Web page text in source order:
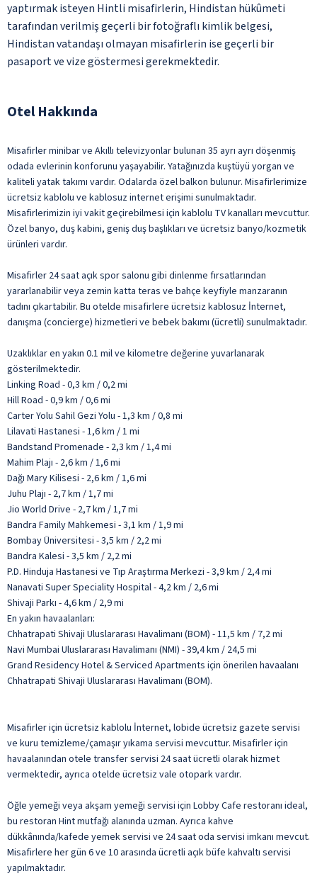
yaptırmak isteyen Hintli misafirlerin, Hindistan hükûmeti
tarafından verilmiş geçerli bir fotoğraflı kimlik belgesi,
Hindistan vatandaşı olmayan misafirlerin ise geçerli bir
pasaport ve vize göstermesi gerekmektedir.
Otel Hakkında
Misafirler minibar ve Akıllı televizyonlar bulunan 35 ayrı ayrı döşenmiş
odada evlerinin konforunu yaşayabilir. Yatağınızda kuştüyü yorgan ve
kaliteli yatak takımı vardır. Odalarda özel balkon bulunur. Misafirlerimize
ücretsiz kablolu ve kablosuz internet erişimi sunulmaktadır.
Misafirlerimizin iyi vakit geçirebilmesi için kablolu TV kanalları mevcuttur.
Özel banyo, duş kabini, geniş duş başlıkları ve ücretsiz banyo/kozmetik
ürünleri vardır.
Misafirler 24 saat açık spor salonu gibi dinlenme fırsatlarından
yararlanabilir veya zemin katta teras ve bahçe keyfiyle manzaranın
tadını çıkartabilir. Bu otelde misafirlere ücretsiz kablosuz İnternet,
danışma (concierge) hizmetleri ve bebek bakımı (ücretli) sunulmaktadır.
Uzaklıklar en yakın 0.1 mil ve kilometre değerine yuvarlanarak
gösterilmektedir.
Linking Road - 0,3 km / 0,2 mi
Hill Road - 0,9 km / 0,6 mi
Carter Yolu Sahil Gezi Yolu - 1,3 km / 0,8 mi
Lilavati Hastanesi - 1,6 km / 1 mi
Bandstand Promenade - 2,3 km / 1,4 mi
Mahim Plajı - 2,6 km / 1,6 mi
Dağı Mary Kilisesi - 2,6 km / 1,6 mi
Juhu Plajı - 2,7 km / 1,7 mi
Jio World Drive - 2,7 km / 1,7 mi
Bandra Family Mahkemesi - 3,1 km / 1,9 mi
Bombay Üniversitesi - 3,5 km / 2,2 mi
Bandra Kalesi - 3,5 km / 2,2 mi
P.D. Hinduja Hastanesi ve Tıp Araştırma Merkezi - 3,9 km / 2,4 mi
Nanavati Super Speciality Hospital - 4,2 km / 2,6 mi
Shivaji Parkı - 4,6 km / 2,9 mi
En yakın havaalanları:
Chhatrapati Shivaji Uluslararası Havalimanı (BOM) - 11,5 km / 7,2 mi
Navi Mumbai Uluslararası Havalimanı (NMI) - 39,4 km / 24,5 mi
Grand Residency Hotel & Serviced Apartments için önerilen havaalanı
Chhatrapati Shivaji Uluslararası Havalimanı (BOM).
Misafirler için ücretsiz kablolu İnternet, lobide ücretsiz gazete servisi
ve kuru temizleme/çamaşır yıkama servisi mevcuttur. Misafirler için
havaalanından otele transfer servisi 24 saat ücretli olarak hizmet
vermektedir, ayrıca otelde ücretsiz vale otopark vardır.
Öğle yemeği veya akşam yemeği servisi için Lobby Cafe restoranı ideal,
bu restoran Hint mutfağı alanında uzman. Ayrıca kahve
dükkânında/kafede yemek servisi ve 24 saat oda servisi imkanı mevcut.
Misafirlere her gün 6 ve 10 arasında ücretli açık büfe kahvaltı servisi
yapılmaktadır.